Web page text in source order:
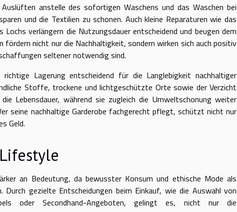
anstelle des sofortigen Waschens und das Waschen bei
und die Textilien zu schonen. Auch kleine Reparaturen wie das
verlängern die Nutzungsdauer entscheidend und beugen dem
nicht nur die Nachhaltigkeit, sondern wirken sich auch positiv
seltener notwendig sind.
Lagerung entscheidend für die Langlebigkeit nachhaltiger
Stoffe, trockene und lichtgeschützte Orte sowie der Verzicht
Lebensdauer, während sie zugleich die Umweltschonung weiter
seine nachhaltige Garderobe fachgerecht pflegt, schützt nicht nur
Geld.
an Bedeutung, da bewusster Konsum und ethische Mode als
gezielte Entscheidungen beim Einkauf, wie die Auswahl von
oder Secondhand-Angeboten, gelingt es, nicht nur die